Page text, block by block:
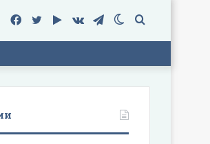
Поиск
Switch
Telegram
vk.com
Google
Twitter
Facebook